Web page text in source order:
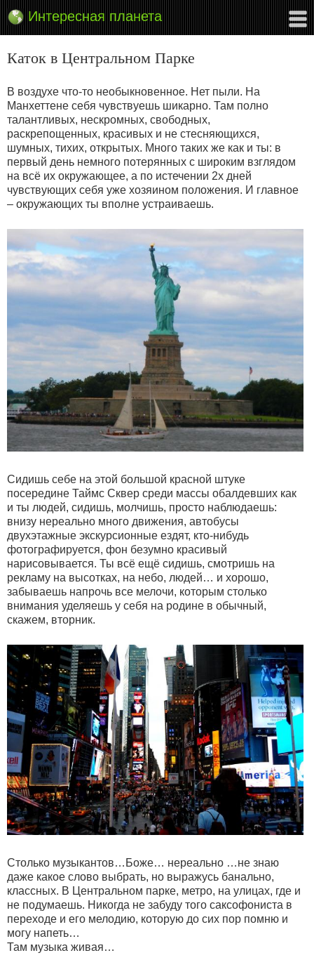
Интересная планета
Каток в Центральном Парке
В воздухе что-то необыкновенное. Нет пыли. На
Манхеттене себя чувствуешь шикарно. Там полно
талантливых, нескромных, свободных,
раскрепощенных, красивых и не стесняющихся,
шумных, тихих, открытых. Много таких же как и ты: в
первый день немного потерянных с широким взглядом
на всё их окружающее, а по истечении 2х дней
чувствующих себя уже хозяином положения. И главное
– окружающих ты вполне устраиваешь.
Сидишь себе на этой большой красной штуке
посередине Таймс Сквер среди массы обалдевших как
и ты людей, сидишь, молчишь, просто наблюдаешь:
внизу нереально много движения, автобусы
двухэтажные экскурсионные ездят, кто-нибудь
фотографируется, фон безумно красивый
нарисовывается. Ты всё ещё сидишь, смотришь на
рекламу на высотках, на небо, людей… и хорошо,
забываешь напрочь все мелочи, которым столько
внимания уделяешь у себя на родине в обычный,
скажем, вторник.
Столько музыкантов…Боже… нереально …не знаю
даже какое слово выбрать, но выражусь банально,
классных. В Центральном парке, метро, на улицах, где и
не подумаешь. Никогда не забуду того саксофониста в
переходе и его мелодию, которую до сих пор помню и
могу напеть…
Там музыка живая…